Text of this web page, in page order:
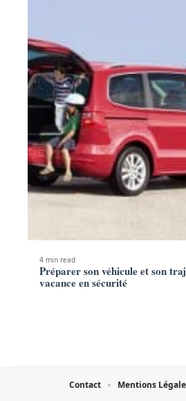
4 min read
Préparer son véhicule et son
vacance en sécurité
Contact Mentions